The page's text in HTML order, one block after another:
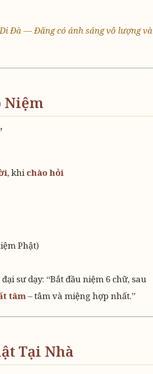
Đà — Đấng có ánh sáng vô lượng và
Niệm
, khichào hỏi
Phật)
sư dạy: “Bắt đầu niệm 6 chữ, sau
tâm– tâm và miệng hợp nhất.”
Tại Nhà